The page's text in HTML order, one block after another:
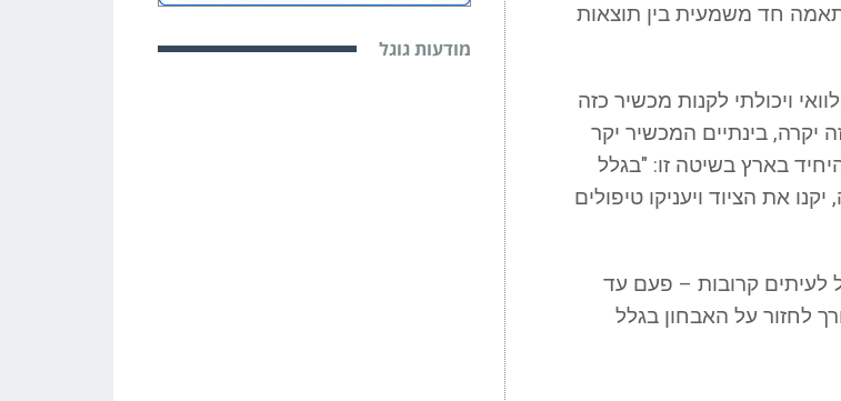
חד משמעית בין תוצאות
ויכולתי לקנות מכשיר כזה
יקרה, בינתיים המכשיר יקר
בארץ בשיטה זו: "בגלל
את הציוד ויעניקו טיפולים
לעיתים קרובות – פעם עד
לחזור על האבחון בגלל
מודעות גוגל